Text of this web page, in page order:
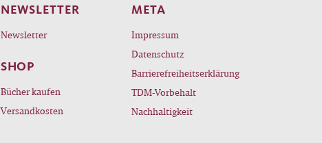
NEWSLETTER
Newsletter
SHOP
Bücher kaufen
Versandkosten
META
Impressum
Datenschutz
Barrierefreiheitserklärung
TDM-Vorbehalt
Nachhaltigkeit